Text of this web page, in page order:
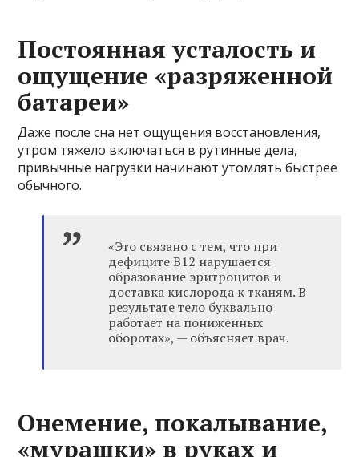
Постоянная усталость и
ощущение «разряженной
батареи»
Даже после сна нет ощущения восстановления,
утром тяжело включаться в рутинные дела,
привычные нагрузки начинают утомлять быстрее
обычного.
«Это связано с тем, что при
дефиците B12 нарушается
образование эритроцитов и
доставка кислорода к тканям. В
результате тело буквально
работает на пониженных
оборотах», — объясняет врач.
Онемение, покалывание,
«мурашки» в руках и